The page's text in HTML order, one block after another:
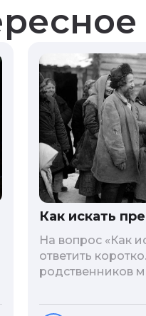
Как искать
На вопрос «Как
ответить
родственников
социальные